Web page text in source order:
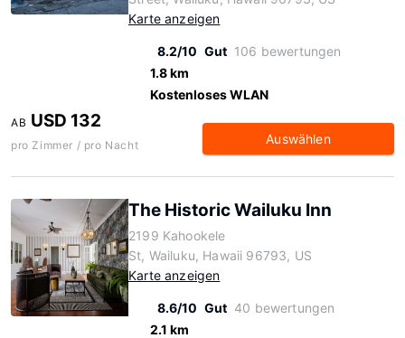
Karte anzeigen
8.2/10 Gut 106 bewertungen
1.8 km
Kostenloses WLAN
AB USD 132
pro Zimmer / pro Nacht Auswählen
The Historic Wailuku Inn
2199 Kahookele
St, Wailuku, Hawaii 96793, US
Karte anzeigen
8.6/10 Gut 40 bewertungen
2.1 km